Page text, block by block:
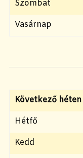
Szombat
Vasárnap
Következő héten
Hétfő
Kedd